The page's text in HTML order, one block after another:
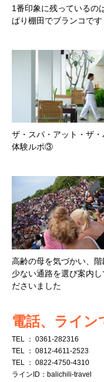
1番印象に残っているの
ぱり棚田でブランコです
ザ・スパ・アット・ザ・
体験ルポ③
高齢の母を気づかい、階
少ない通路を選び案内し
ださいました
電話、ライン
TEL ： 0361-282316
TEL ： 0812-4611-2523
TEL ： 0822-4750-4310
ラインID：balichili-travel